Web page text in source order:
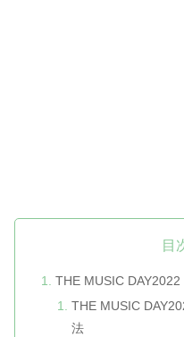
目
THE MUSIC
THE MUSIC
法